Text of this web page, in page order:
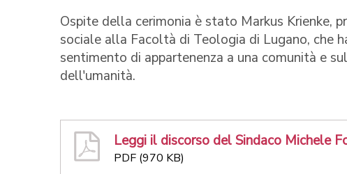
Ospite della cerimonia è stato Markus Krienke,
sociale alla Facoltà di Teologia di Lugano, che
sentimento di appartenenza a una comunità e
dell'umanità.
Leggi il discorso del Sindaco Michele
PDF (970 KB)